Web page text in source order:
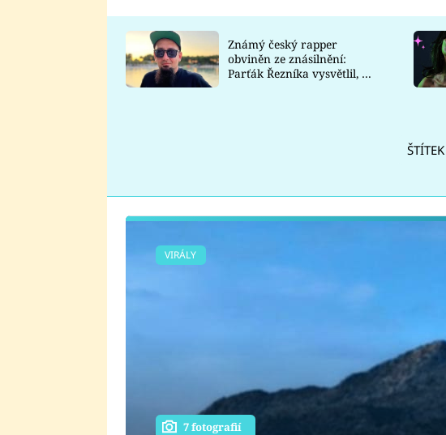
Známý český rapper
obviněn ze znásilnění:
Parťák Řezníka vysvětlil, co
ŠTÍTEK
VIRÁLY
7 fotografií